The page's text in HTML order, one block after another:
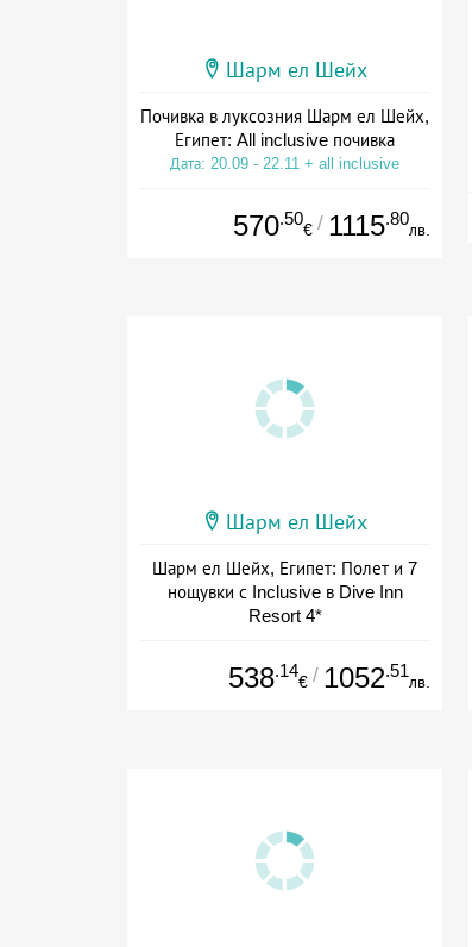
Шарм ел Шейх
Почивка в луксозния Шарм ел Шейх,
Египет: All inclusive почивка
Дата: 20.09 - 22.11 + all inclusive
570.50
€ / 1115.80
лв.
Шарм ел Шейх
Шарм ел Шейх, Египет: Полет и 7
нощувки с Inclusive в Dive Inn
Resort 4*
538.14
€ / 1052.51
лв.